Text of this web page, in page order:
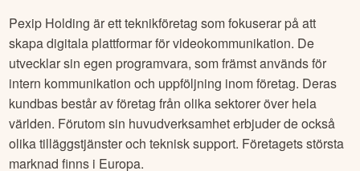
Pexip Holding är ett teknikföretag som fokuserar på att
skapa digitala plattformar för videokommunikation. De
utvecklar sin egen programvara, som främst används för
intern kommunikation och uppföljning inom företag. Deras
kundbas består av företag från olika sektorer över hela
världen. Förutom sin huvudverksamhet erbjuder de också
olika tilläggstjänster och teknisk support. Företagets största
marknad finns i Europa.